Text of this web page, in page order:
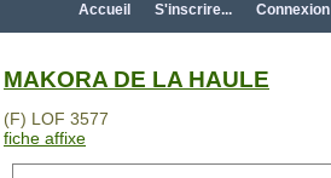
Accueil S'inscrire... Connexion
MAKORA DE LA HAULE
(F) LOF 3577
fiche affixe